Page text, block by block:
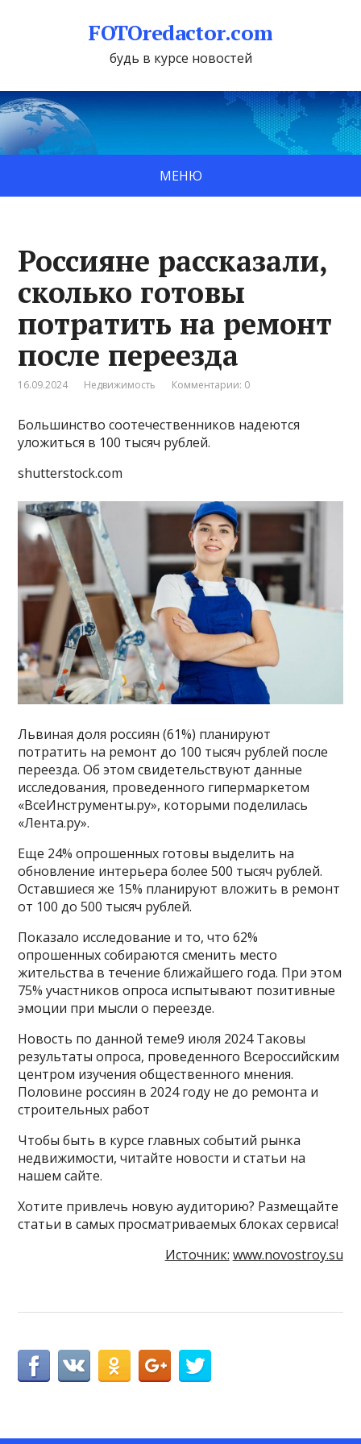
FOTOredactor.com
будь в курсе новостей
МЕНЮ
Россияне рассказали,
сколько готовы
потратить на ремонт
после переезда
16.09.2024 Недвижимость Комментарии: 0
Большинство соотечественников надеются
уложиться в 100 тысяч рублей.
shutterstock.com
Львиная доля россиян (61%) планируют
потратить на ремонт до 100 тысяч рублей после
переезда. Об этом свидетельствуют данные
исследования, проведенного гипермаркетом
«ВсеИнструменты.ру», которыми поделилась
«Лента.ру».
Еще 24% опрошенных готовы выделить на
обновление интерьера более 500 тысяч рублей.
Оставшиеся же 15% планируют вложить в ремонт
от 100 до 500 тысяч рублей.
Показало исследование и то, что 62%
опрошенных собираются сменить место
жительства в течение ближайшего года. При этом
75% участников опроса испытывают позитивные
эмоции при мысли о переезде.
Новость по данной теме9 июля 2024 Таковы
результаты опроса, проведенного Всероссийским
центром изучения общественного мнения.
Половине россиян в 2024 году не до ремонта и
строительных работ
Чтобы быть в курсе главных событий рынка
недвижимости, читайте новости и статьи на
нашем сайте.
Хотите привлечь новую аудиторию? Размещайте
статьи в самых просматриваемых блоках сервиса!
Источник: www.novostroy.su